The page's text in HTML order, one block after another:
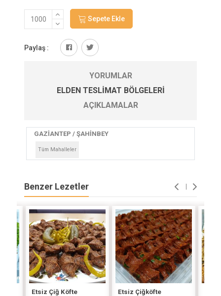
Sepete Ekle
Paylaş :
YORUMLAR
ELDEN TESLIMAT BÖLGELERI
AÇIKLAMALAR
GAZİANTEP / ŞAHİNBEY
Tüm Mahalleler
Benzer Lezetler
Etsiz Çiğ Köfte Etsiz Çiğköfte